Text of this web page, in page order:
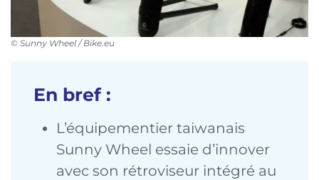
© Sunny Wheel / Bike.eu
En bref :
L’équipementier taiwanais
Sunny Wheel essaie d’innover
avec son rétroviseur intégré au